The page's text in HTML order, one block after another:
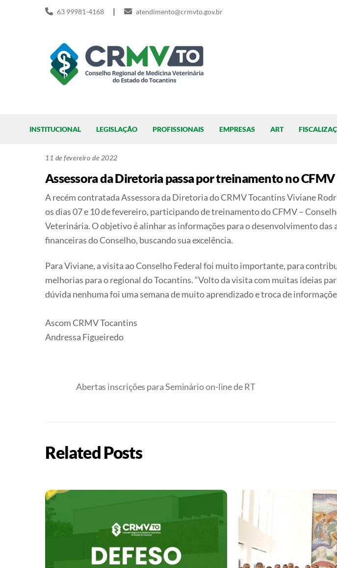
63 99981-4168 | atendimento@crmvto.gov.br
INSTITUCIONAL LEGISLAÇÃO PROFISSIONAIS EMPRESAS ART
11 de fevereiro de 2022
Assessora da Diretoria passa por treinamento no CFMV
A recém contratada Assessora da Diretoria do CRMV Tocantins Viviane
os dias 07 e 10 de fevereiro, participando de treinamento do CFMV –
Veterinária. O objetivo é alinhar as informações para o desenvolvimento
financeiras do Conselho, buscando sua excelência.
Para Viviane, a visita ao Conselho Federal foi muito importante, para
melhorias para o regional do Tocantins. “Volto da visita com muitas ideias
dúvida nenhuma foi uma semana de muito aprendizado e troca de
Ascom CRMV Tocantins
Andressa Figueiredo
Abertas inscrições para Seminário on-line de RT
Related Posts